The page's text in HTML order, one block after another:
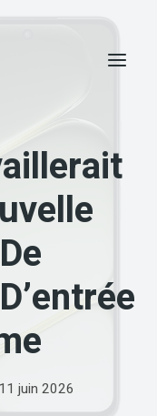
11 juin 2026